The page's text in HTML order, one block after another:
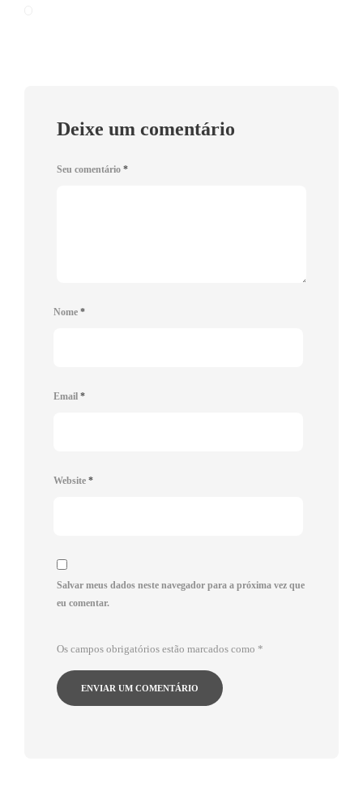
Deixe um comentário
Seu comentário *
Nome *
Email *
Website *
Salvar meus dados neste navegador para a próxima vez que
eu comentar.
Os campos obrigatórios estão marcados como *